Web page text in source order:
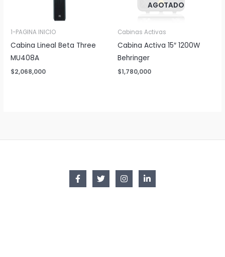
1-PAGINA INICIO
Cabina Lineal Beta Three
MU408A
$2,068,000
AGOTADO
Cabinas Activas
Cabina Activa 15″ 1200W
Behringer
$1,780,000